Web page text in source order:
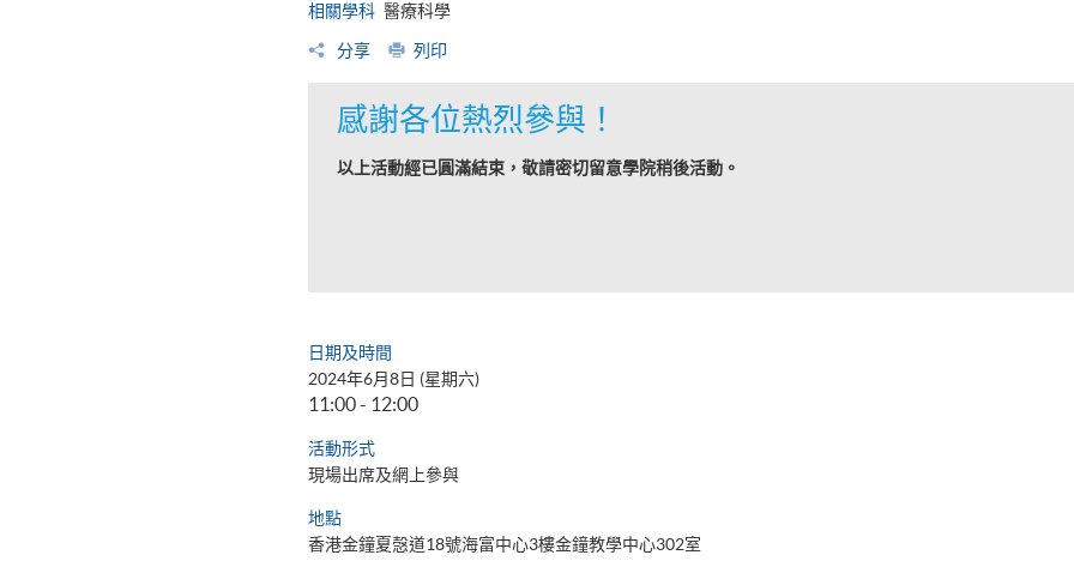
相關學科 醫療科學
分享 列印
感謝各位熱烈參與！
以上活動經已圓滿結束，敬請密切留意學院稍後活動。
日期及時間
2024年6月8日 (星期六)
11:00 - 12:00
活動形式
現場出席及網上參與
地點
香港金鐘夏愨道18號海富中心3樓金鐘教學中心302室